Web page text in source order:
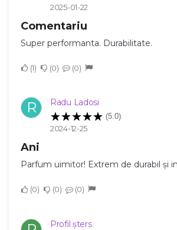
2025-01-22
Comentariu
Super performanta. Durabilitate.
1 0 0
R Radu Ladosi
(5.0)
2024-12-25
Ani
Parfum uimitor! Extrem de durabil și
0 0 0
Profil șters